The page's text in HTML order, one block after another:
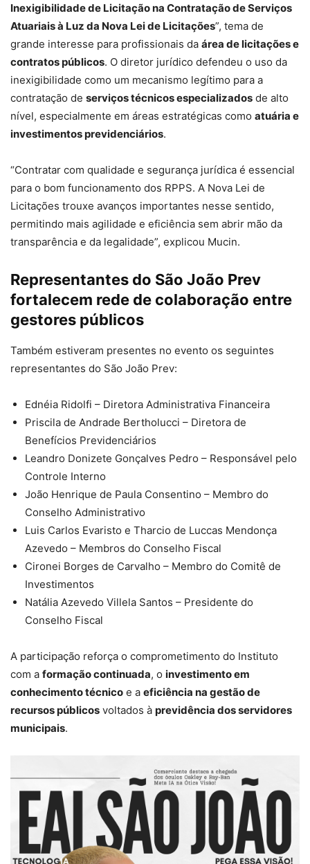
Inexigibilidade de Licitação na Contratação de Serviços
Atuariais à Luz da Nova Lei de Licitações”, tema de
grande interesse para profissionais da área de licitações e
contratos públicos. O diretor jurídico defendeu o uso da
inexigibilidade como um mecanismo legítimo para a
contratação de serviços técnicos especializados de alto
nível, especialmente em áreas estratégicas como atuária e
investimentos previdenciários.
“Contratar com qualidade e segurança jurídica é essencial
para o bom funcionamento dos RPPS. A Nova Lei de
Licitações trouxe avanços importantes nesse sentido,
permitindo mais agilidade e eficiência sem abrir mão da
transparência e da legalidade”, explicou Mucin.
Representantes do São João Prev
fortalecem rede de colaboração entre
gestores públicos
Também estiveram presentes no evento os seguintes
representantes do São João Prev:
Ednéia Ridolfi – Diretora Administrativa Financeira
Priscila de Andrade Bertholucci – Diretora de
Benefícios Previdenciários
Leandro Donizete Gonçalves Pedro – Responsável pelo
Controle Interno
João Henrique de Paula Consentino – Membro do
Conselho Administrativo
Luis Carlos Evaristo e Tharcio de Luccas Mendonça
Azevedo – Membros do Conselho Fiscal
Cironei Borges de Carvalho – Membro do Comitê de
Investimentos
Natália Azevedo Villela Santos – Presidente do
Conselho Fiscal
A participação reforça o comprometimento do Instituto
com a formação continuada, o investimento em
conhecimento técnico e a eficiência na gestão de
recursos públicos voltados à previdência dos servidores
municipais.